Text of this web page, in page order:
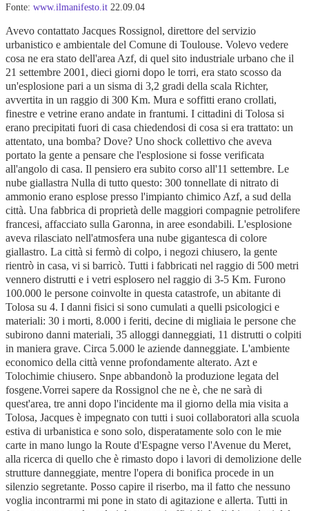
Fonte: www.ilmanifesto.it 22.09.04
Avevo contattato Jacques Rossignol, direttore del servizio
urbanistico e ambientale del Comune di Toulouse. Volevo vedere
cosa ne era stato dell'area Azf, di quel sito industriale urbano che il
21 settembre 2001, dieci giorni dopo le torri, era stato scosso da
un'esplosione pari a un sisma di 3,2 gradi della scala Richter,
avvertita in un raggio di 300 Km. Mura e soffitti erano crollati,
finestre e vetrine erano andate in frantumi. I cittadini di Tolosa si
erano precipitati fuori di casa chiedendosi di cosa si era trattato: un
attentato, una bomba? Dove? Uno shock collettivo che aveva
portato la gente a pensare che l'esplosione si fosse verificata
all'angolo di casa. Il pensiero era subito corso all'11 settembre. Le
nube giallastra Nulla di tutto questo: 300 tonnellate di nitrato di
ammonio erano esplose presso l'impianto chimico Azf, a sud della
città. Una fabbrica di proprietà delle maggiori compagnie petrolifere
francesi, affacciato sulla Garonna, in aree esondabili. L'esplosione
aveva rilasciato nell'atmosfera una nube gigantesca di colore
giallastro. La città si fermò di colpo, i negozi chiusero, la gente
rientrò in casa, vi si barricò. Tutti i fabbricati nel raggio di 500 metri
vennero distrutti e i vetri esplosero nel raggio di 3-5 Km. Furono
100.000 le persone coinvolte in questa catastrofe, un abitante di
Tolosa su 4. I danni fisici si sono cumulati a quelli psicologici e
materiali: 30 i morti, 8.000 i feriti, decine di migliaia le persone che
subirono danni materiali, 35 alloggi danneggiati, 11 distrutti o colpiti
in maniera grave. Circa 5.000 le aziende danneggiate. L'ambiente
economico della città venne profondamente alterato. Azt e
Tolochimie chiusero. Snpe abbandonò la produzione legata del
fosgene.Vorrei sapere da Rossignol che ne è, che ne sarà di
quest'area, tre anni dopo l'incidente ma il giorno della mia visita a
Tolosa, Jacques è impegnato con tutti i suoi collaboratori alla scuola
estiva di urbanistica e sono solo, disperatamente solo con le mie
carte in mano lungo la Route d'Espagne verso l'Avenue du Meret,
alla ricerca di quello che è rimasto dopo i lavori di demolizione delle
strutture danneggiate, mentre l'opera di bonifica procede in un
silenzio segretante. Posso capire il riserbo, ma il fatto che nessuno
voglia incontrarmi mi pone in stato di agitazione e allerta. Tutti in